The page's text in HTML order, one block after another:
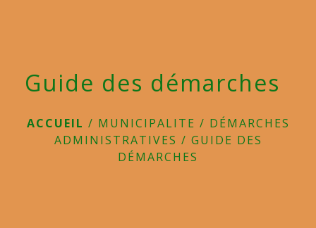
Guide des démarches
ACCUEIL / MUNICIPALITE / DÉMARCHES
ADMINISTRATIVES / GUIDE DES
DÉMARCHES